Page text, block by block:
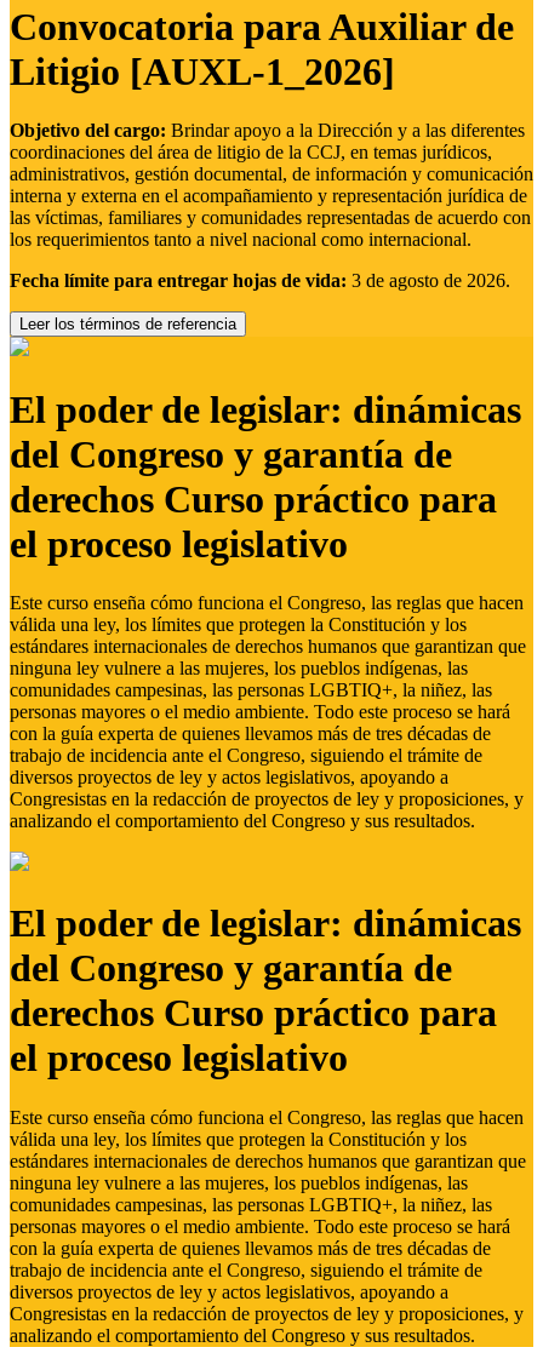
Convocatoria para Auxiliar de
Litigio [AUXL-1_2026]
Objetivo del cargo: Brindar apoyo a la Dirección y a las diferentes
coordinaciones del área de litigio de la CCJ, en temas jurídicos,
administrativos, gestión documental, de información y comunicación
interna y externa en el acompañamiento y representación jurídica de
las víctimas, familiares y comunidades representadas de acuerdo con
los requerimientos tanto a nivel nacional como internacional.
Fecha límite para entregar hojas de vida: 3 de agosto de 2026.
Leer los términos de referencia
El poder de legislar: dinámicas
del Congreso y garantía de
derechos Curso práctico para
el proceso legislativo
Este curso enseña cómo funciona el Congreso, las reglas que hacen
válida una ley, los límites que protegen la Constitución y los
estándares internacionales de derechos humanos que garantizan que
ninguna ley vulnere a las mujeres, los pueblos indígenas, las
comunidades campesinas, las personas LGBTIQ+, la niñez, las
personas mayores o el medio ambiente. Todo este proceso se hará
con la guía experta de quienes llevamos más de tres décadas de
trabajo de incidencia ante el Congreso, siguiendo el trámite de
diversos proyectos de ley y actos legislativos, apoyando a
Congresistas en la redacción de proyectos de ley y proposiciones, y
analizando el comportamiento del Congreso y sus resultados.
El poder de legislar: dinámicas
del Congreso y garantía de
derechos Curso práctico para
el proceso legislativo
Este curso enseña cómo funciona el Congreso, las reglas que hacen
válida una ley, los límites que protegen la Constitución y los
estándares internacionales de derechos humanos que garantizan que
ninguna ley vulnere a las mujeres, los pueblos indígenas, las
comunidades campesinas, las personas LGBTIQ+, la niñez, las
personas mayores o el medio ambiente. Todo este proceso se hará
con la guía experta de quienes llevamos más de tres décadas de
trabajo de incidencia ante el Congreso, siguiendo el trámite de
diversos proyectos de ley y actos legislativos, apoyando a
Congresistas en la redacción de proyectos de ley y proposiciones, y
analizando el comportamiento del Congreso y sus resultados.